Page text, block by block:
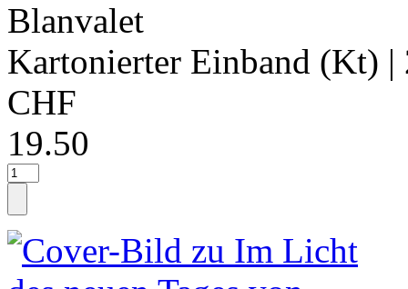
Blanvalet
Kartonierter Einband (Kt) |
CHF
19.50